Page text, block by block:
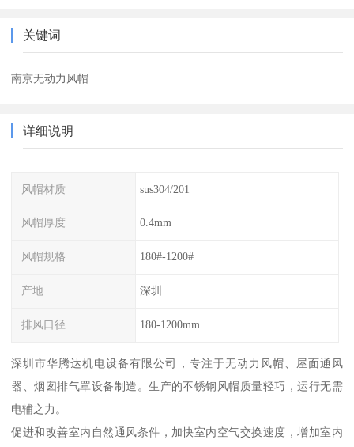
关键词
南京无动力风帽
详细说明
风帽材质 sus304/201
风帽厚度 0.4mm
风帽规格 180#-1200#
产地 深圳
排风口径 180-1200mm
深圳市华腾达机电设备有限公司，专注于无动力风帽、屋面通风
器、烟囱排气罩设备制造。生产的不锈钢风帽质量轻巧，运行无需
电辅之力。
促进和改善室内自然通风条件，加快室内空气交换速度，增加室内